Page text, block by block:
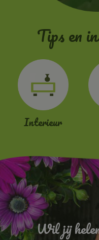
Tips en
Interieur
Wil jij